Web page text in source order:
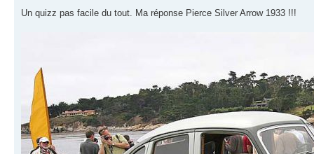
Un quizz pas facile du tout. Ma réponse Pierce Silver Arrow 1933 !!!